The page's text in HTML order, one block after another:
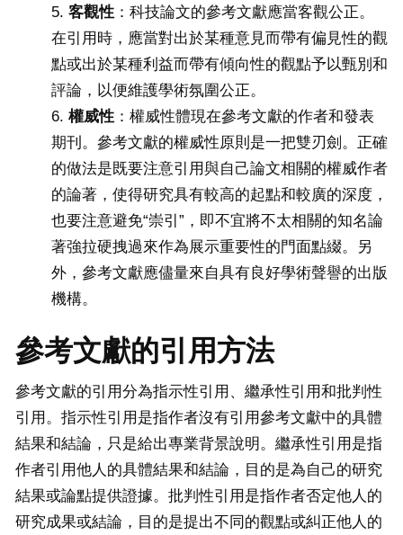
客觀性 ：科技論文的參考文獻應當客觀公正。
在引用時，應當對出於某種意見而帶有偏見性的觀
點或出於某種利益而帶有傾向性的觀點予以甄別和
評論，以便維護學術氛圍公正。
權威性 ：權威性體現在參考文獻的作者和發表
期刊。參考文獻的權威性原則是一把雙刃劍。正確
的做法是既要注意引用與自己論文相關的權威作者
的論著，使得研究具有較高的起點和較廣的深度，
也要注意避免“崇引”，即不宜將不太相關的知名論
著強拉硬拽過來作為展示重要性的門面點綴。另
外，參考文獻應儘量來自具有良好學術聲譽的出版
機構。
參考文獻的引用方法
參考文獻的引用分為指示性引用、繼承性引用和批判性
引用。指示性引用是指作者沒有引用參考文獻中的具體
結果和結論，只是給出專業背景說明。繼承性引用是指
作者引用他人的具體結果和結論，目的是為自己的研究
結果或論點提供證據。批判性引用是指作者否定他人的
研究成果或結論，目的是提出不同的觀點或糾正他人的